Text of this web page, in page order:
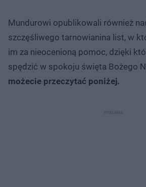
Mundurowi opublikowali również
szczęśliwego tarnowianina list, w
im za nieocenioną pomoc, dzięki
spędzić w spokoju święta Bożego
możecie przeczytać poniżej.